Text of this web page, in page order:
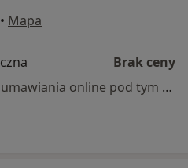
• Mapa
Brak ceny
Specjalista nie oferuje umawiania online pod tym adresem.